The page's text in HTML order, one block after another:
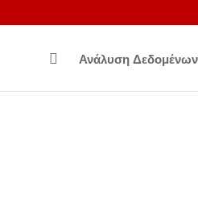
 Ανάλυση Δεδομένων